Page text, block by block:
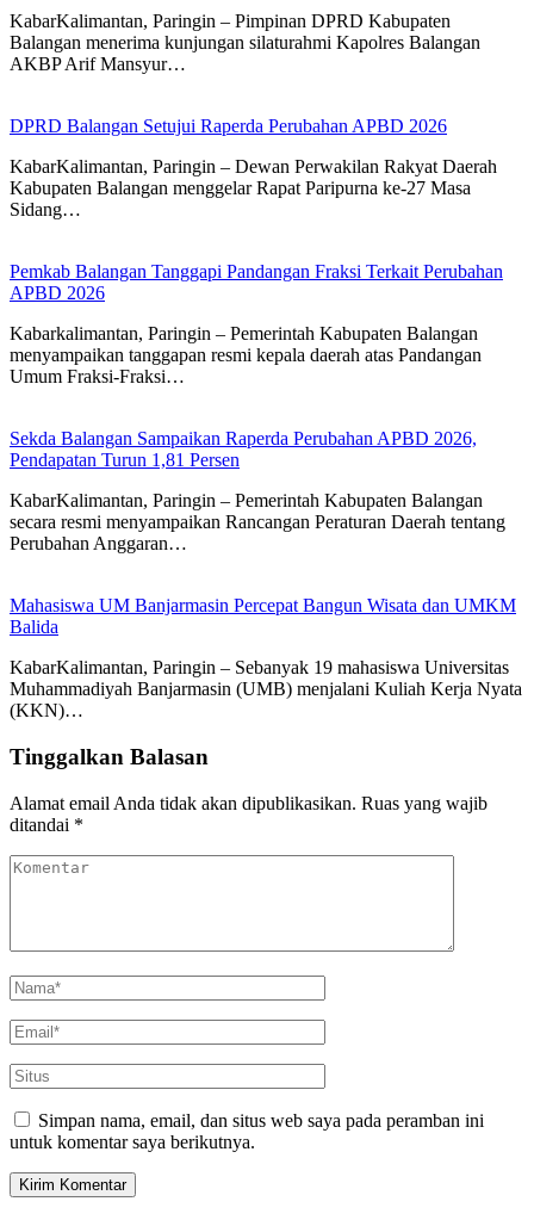
KabarKalimantan, Paringin – Pimpinan DPRD Kabupaten
Balangan menerima kunjungan silaturahmi Kapolres Balangan
AKBP Arif Mansyur…
DPRD Balangan Setujui Raperda Perubahan APBD 2026
KabarKalimantan, Paringin – Dewan Perwakilan Rakyat Daerah
Kabupaten Balangan menggelar Rapat Paripurna ke-27 Masa
Sidang…
Pemkab Balangan Tanggapi Pandangan Fraksi Terkait Perubahan
APBD 2026
Kabarkalimantan, Paringin – Pemerintah Kabupaten Balangan
menyampaikan tanggapan resmi kepala daerah atas Pandangan
Umum Fraksi-Fraksi…
Sekda Balangan Sampaikan Raperda Perubahan APBD 2026,
Pendapatan Turun 1,81 Persen
KabarKalimantan, Paringin – Pemerintah Kabupaten Balangan
secara resmi menyampaikan Rancangan Peraturan Daerah tentang
Perubahan Anggaran…
Mahasiswa UM Banjarmasin Percepat Bangun Wisata dan UMKM
Balida
KabarKalimantan, Paringin – Sebanyak 19 mahasiswa Universitas
Muhammadiyah Banjarmasin (UMB) menjalani Kuliah Kerja Nyata
(KKN)…
Tinggalkan Balasan
Alamat email Anda tidak akan dipublikasikan. Ruas yang wajib
ditandai *
Simpan nama, email, dan situs web saya pada peramban ini
untuk komentar saya berikutnya.